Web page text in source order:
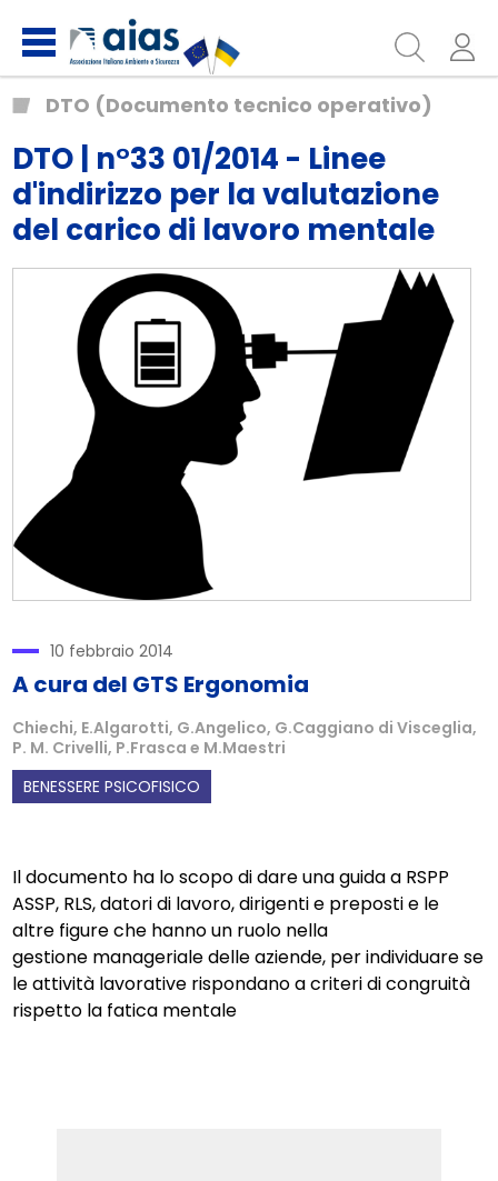
DTO (Documento tecnico operativo)
DTO | n°33 01/2014 - Linee
d'indirizzo per la valutazione
del carico di lavoro mentale
10 febbraio 2014
A cura del GTS Ergonomia
Chiechi, E.Algarotti, G.Angelico, G.Caggiano di Visceglia,
P. M. Crivelli, P.Frasca e M.Maestri
BENESSERE PSICOFISICO
Il documento ha lo scopo di dare una guida a RSPP
ASSP, RLS, datori di lavoro, dirigenti e preposti e le
altre figure che hanno un ruolo nella
gestione manageriale delle aziende, per individuare se
le attività lavorative rispondano a criteri di congruità
rispetto la fatica mentale